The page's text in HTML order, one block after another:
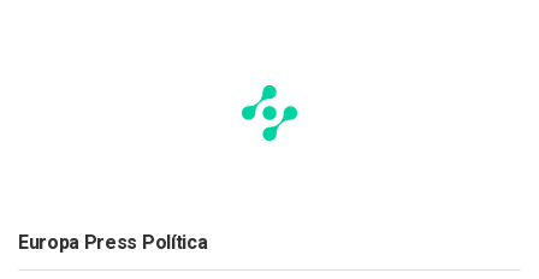
Europa Press Política